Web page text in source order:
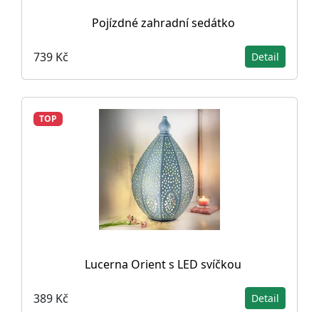
Pojízdné zahradní sedátko
739 Kč Detail
TOP
Lucerna Orient s LED svíčkou
389 Kč Detail